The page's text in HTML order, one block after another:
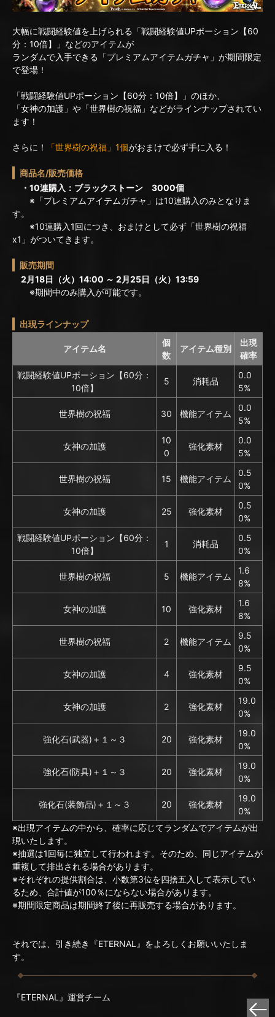
大幅に戦闘経験値を上げられる「戦闘経験値UPポーション【60
分：10倍】」などのアイテムが
ランダムで入手できる「プレミアムアイテムガチャ」が期間限定
で登場！
「戦闘経験値UPポーション【60分：10倍】」のほか、
「女神の加護」や「世界樹の祝福」などがラインナップされてい
ます！
さらに！ 「世界樹の祝福」1個がおまけで必ず手に入る！
商品名/販売価格
・10連購入：ブラックストーン 3000個
※「プレミアムアイテムガチャ」は10連購入のみとなりま
す。
※10連購入1回につき、おまけとして必ず「世界樹の祝福
x1」がついてきます。
販売期間
2月18日（火）14:00 ～ 2月25日（火）13:59
※期間中のみ購入が可能です。
出現ラインナップ
アイテム名
個
数
アイテム種別
出現
確率
戦闘経験値UPポーション【60分：
10倍】
5 消耗品
0.0
5%
世界樹の祝福 30 機能アイテム
0.0
5%
女神の加護
10
0
強化素材
0.0
5%
世界樹の祝福 15 機能アイテム
0.5
0%
女神の加護 25 強化素材
0.5
0%
戦闘経験値UPポーション【60分：
10倍】
1 消耗品
0.5
0%
世界樹の祝福 5 機能アイテム
1.6
8%
女神の加護 10 強化素材
1.6
8%
世界樹の祝福 2 機能アイテム
9.5
0%
女神の加護 4 強化素材
9.5
0%
女神の加護 2 強化素材
19.0
0%
強化石(武器)＋１～３ 20 強化素材
19.0
0%
強化石(防具)＋１～３ 20 強化素材
19.0
0%
強化石(装飾品)＋１～３ 20 強化素材
19.0
0%
※出現アイテムの中から、確率に応じてランダムでアイテムが出
現いたします。
※抽選は1回毎に独立して行われます。そのため、同じアイテムが
重複して排出される場合があります。
※それぞれの提供割合は、小数第3位を四捨五入して表示してい
るため、合計値が100％にならない場合があります。
※期間限定商品は期間終了後に再販売する場合があります。
それでは、引き続き『ETERNAL』をよろしくお願いいたしま
す。
『ETERNAL』運営チーム